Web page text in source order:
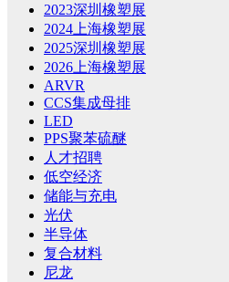
2023深圳橡塑展
2024上海橡塑展
2025深圳橡塑展
2026上海橡塑展
ARVR
CCS集成母排
LED
PPS聚苯硫醚
人才招聘
低空经济
储能与充电
光伏
半导体
复合材料
尼龙